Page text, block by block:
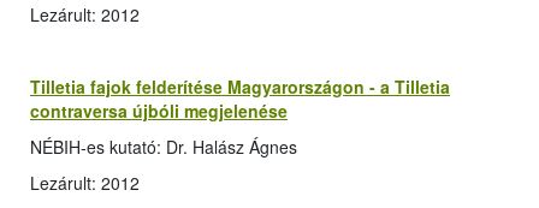
Lezárult: 2012
Tilletia fajok felderítése Magyarországon - a Tilletia
contraversa újbóli megjelenése
NÉBIH-es kutató: Dr. Halász Ágnes
Lezárult: 2012